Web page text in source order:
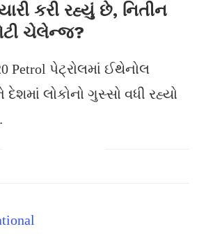
કરી રહ્યું છે, નિતીન
ચેલેન્જ?
Petrol પેટ્રોલમાં ઈથેનોલ
લોકોનો ગુસ્સો વધી રહ્યો